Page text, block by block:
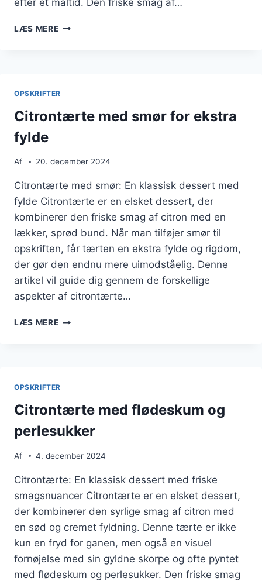
efter et måltid. Den friske smag af…
LÆS MERECITRONTÆRTE
OPSKRIFTER
Citrontærte med smør for ekstra
fylde
Af 20. december 2024
Citrontærte med smør: En klassisk dessert med
fylde Citrontærte er en elsket dessert, der
kombinerer den friske smag af citron med en
lækker, sprød bund. Når man tilføjer smør til
opskriften, får tærten en ekstra fylde og rigdom,
der gør den endnu mere uimodståelig. Denne
artikel vil guide dig gennem de forskellige
aspekter af citrontærte…
LÆS MERECITRONTÆRTE
OPSKRIFTER
Citrontærte med flødeskum og
perlesukker
Af 4. december 2024
Citrontærte: En klassisk dessert med friske
smagsnuancer Citrontærte er en elsket dessert,
der kombinerer den syrlige smag af citron med
en sød og cremet fyldning. Denne tærte er ikke
kun en fryd for ganen, men også en visuel
fornøjelse med sin gyldne skorpe og ofte pyntet
med flødeskum og perlesukker. Den friske smag